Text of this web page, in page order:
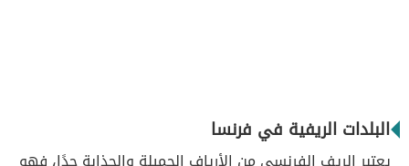
البلدات الريفية في فرنسا